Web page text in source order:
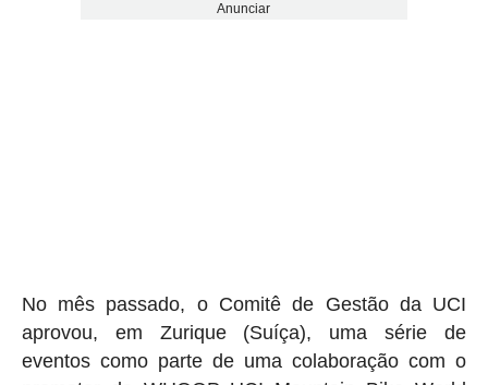
Anunciar
No mês passado, o Comitê de Gestão da UCI
aprovou, em Zurique (Suíça), uma série de
eventos como parte de uma colaboração com o